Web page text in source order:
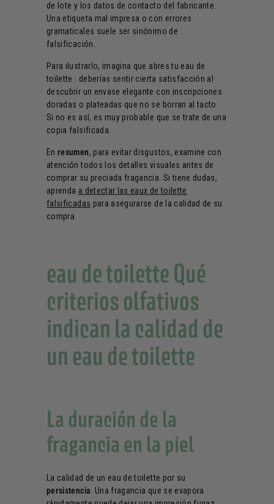
de lote y los datos de contacto del fabricante.
Una etiqueta mal impresa o con errores
gramaticales suele ser sinónimo de
falsificación.
Para ilustrarlo, imagina que abres tu eau de
toilette : deberías sentir cierta satisfacción al
descubrir un envase elegante con inscripciones
doradas o plateadas que no se borran al tacto.
Si no es así, es muy probable que se trate de una
copia falsificada.
Enresumen, para evitar disgustos, examine con
atención todos los detalles visuales antes de
comprar su preciada fragancia. Si tiene dudas,
aprenda a detectar las eaux de toilette
falsificadas para asegurarse de la calidad de su
compra.
eau de toilette Qué
criterios olfativos
indican la calidad de
un eau de toilette
La duración de la
fragancia en la piel
La calidad de un eau de toilette por su
persistencia. Una fragancia que se evapora